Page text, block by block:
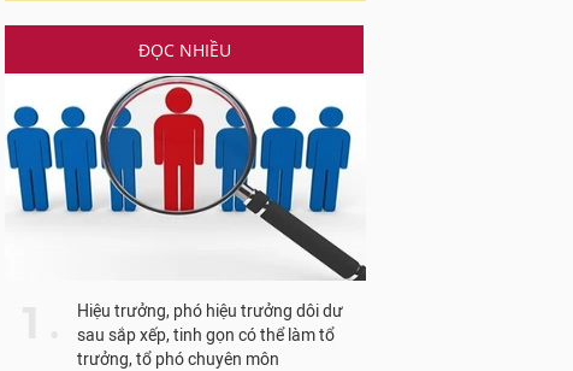
ĐỌC NHIỀU
Hiệu trưởng, phó hiệu trưởng dôi dư
sau sắp xếp, tinh gọn có thể làm tổ
trưởng, tổ phó chuyên môn